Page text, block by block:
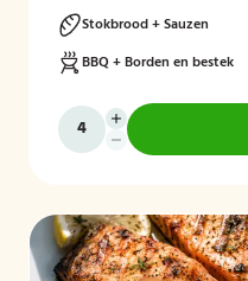
Stokbrood + Sauzen
BBQ + Borden en bestek